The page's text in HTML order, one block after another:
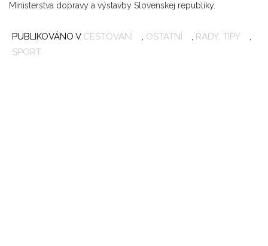
Ministerstva dopravy a výstavby Slovenskej republiky.
PUBLIKOVÁNO V CESTOVÁNÍ , OSTATNÍ , RADY, TIPY
,
SPORT